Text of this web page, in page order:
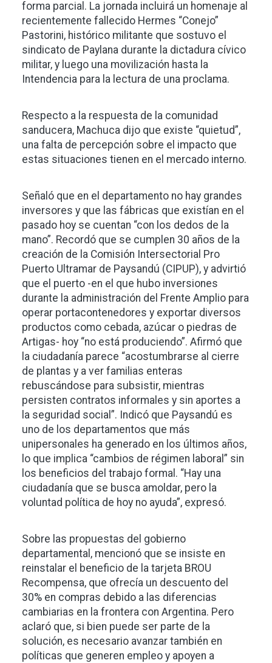
forma parcial. La jornada incluirá un homenaje al
recientemente fallecido Hermes “Conejo”
Pastorini, histórico militante que sostuvo el
sindicato de Paylana durante la dictadura cívico
militar, y luego una movilización hasta la
Intendencia para la lectura de una proclama.
Respecto a la respuesta de la comunidad
sanducera, Machuca dijo que existe “quietud”,
una falta de percepción sobre el impacto que
estas situaciones tienen en el mercado interno.
Señaló que en el departamento no hay grandes
inversores y que las fábricas que existían en el
pasado hoy se cuentan “con los dedos de la
mano”. Recordó que se cumplen 30 años de la
creación de la Comisión Intersectorial Pro
Puerto Ultramar de Paysandú (CIPUP), y advirtió
que el puerto -en el que hubo inversiones
durante la administración del Frente Amplio para
operar portacontenedores y exportar diversos
productos como cebada, azúcar o piedras de
Artigas- hoy “no está produciendo”. Afirmó que
la ciudadanía parece “acostumbrarse al cierre
de plantas y a ver familias enteras
rebuscándose para subsistir, mientras
persisten contratos informales y sin aportes a
la seguridad social”. Indicó que Paysandú es
uno de los departamentos que más
unipersonales ha generado en los últimos años,
lo que implica “cambios de régimen laboral” sin
los beneficios del trabajo formal. “Hay una
ciudadanía que se busca amoldar, pero la
voluntad política de hoy no ayuda”, expresó.
Sobre las propuestas del gobierno
departamental, mencionó que se insiste en
reinstalar el beneficio de la tarjeta BROU
Recompensa, que ofrecía un descuento del
30% en compras debido a las diferencias
cambiarias en la frontera con Argentina. Pero
aclaró que, si bien puede ser parte de la
solución, es necesario avanzar también en
políticas que generen empleo y apoyen a